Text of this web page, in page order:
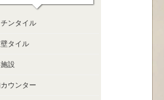
ンタイル
タイル
設
ウンター